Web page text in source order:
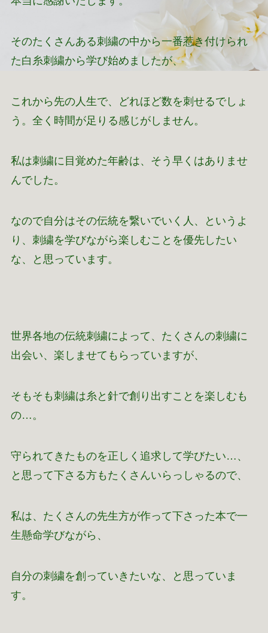
そのたくさんある刺繍の中から一番惹き付けられ
た白糸刺繍から学び始めましたが、
これから先の人生で、どれほど数を刺せるでしょ
う。全く時間が足りる感じがしません。
私は刺繍に目覚めた年齢は、そう早くはありませ
んでした。
なので自分はその伝統を繋いでいく人、というよ
り、刺繍を学びながら楽しむことを優先したい
な、と思っています。
世界各地の伝統刺繍によって、たくさんの刺繍に
出会い、楽しませてもらっていますが、
そもそも刺繍は糸と針で創り出すことを楽しむも
の…。
守られてきたものを正しく追求して学びたい…、
と思って下さる方もたくさんいらっしゃるので、
私は、たくさんの先生方が作って下さった本で一
生懸命学びながら、
自分の刺繍を創っていきたいな、と思っていま
す。